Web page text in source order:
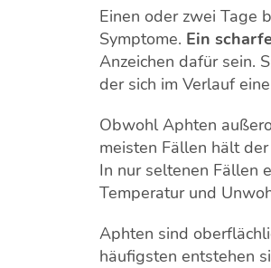
Einen oder zwei Tage
Symptome. Ein
Anzeichen dafür sein.
der sich im Verlauf
Obwohl Aphten
meisten Fällen hält
In nur seltenen Fällen
Temperatur und
Aphten sind
häufigsten entstehen